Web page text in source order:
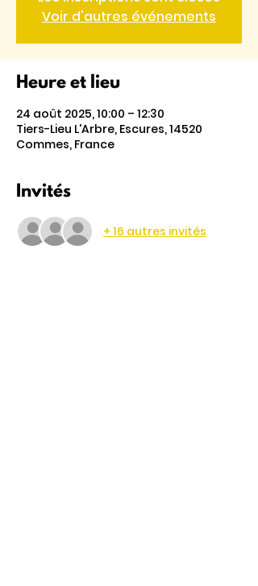
Voir d'autres événements
Heure et lieu
24 août 2025, 10:00 – 12:30
Tiers-Lieu L'Arbre, Escures, 14520
Commes, France
Invités
+ 16 autres invités